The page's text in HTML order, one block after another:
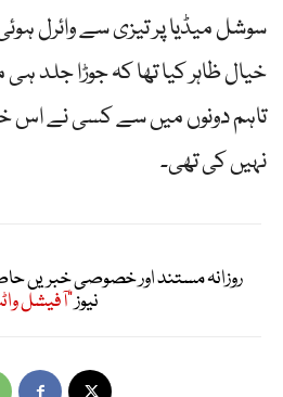
سوشل میڈیا پر تیزی سے وائرل
خیال ظاہر کیا تھا کہ جوڑا جلد
تاہم دونوں میں سے کسی نے اس
نہیں کی تھی۔
روزانہ مستند اور خصوصی خبریں
نیوز"آفیشل